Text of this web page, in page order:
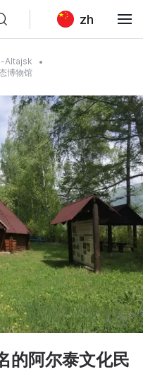
zh
Altajsk
博物馆
的阿尔泰文化民